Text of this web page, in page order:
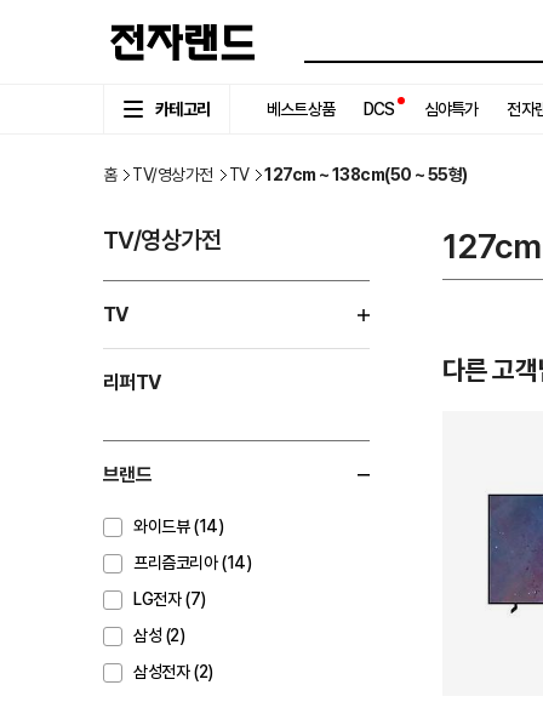
카테고리 베스트상품 DCS 심야특가 전자
홈 TV/영상가전 TV 127cm ~ 138cm(50 ~ 55형)
TV/영상가전
TV
리퍼TV
브랜드
와이드뷰 (14)
프리즘코리아 (14)
LG전자 (7)
삼성 (2)
삼성전자 (2)
다른 고